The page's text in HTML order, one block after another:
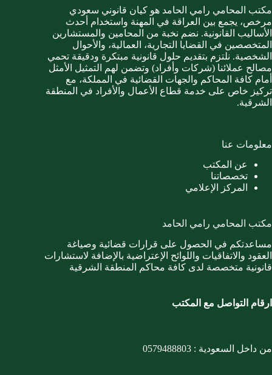
مكتب المحامي رامي الحامد هو كيان قانوني سعودي
مرخص، يجمع بين العراقة في المهنة واستخدام أحدث
الأساليب القانونية. نضم نخبة من المحامين والمستشارين
المتخصصين في القضايا التجارية، العمالية، والأحوال
الشخصية. نلتزم بتقديم حلول قانونية مبتكرة ودقيقة تحمي
مصالح عملائنا (شركات وأفراد) وتضمن لهم التمثيل الأمثل
أمام كافة المحاكم والجهات القضائية في المملكة، مع
تركيز خاص على خدمة قطاع الأعمال والأفراد في المنطقة
الشرقية.
معلومات عنا
عن المكتب
تخصصاتنا
المركز الإعلامي
مكتب المحامي رامي الحامد
مساعدتكم في الحصول على قرارات قضائية وصياغة
العقود والاتفاقيات واللوائح الإعتراضية بالإضافة لاستشارات
قانونية متخصصة لدى كافة محاكم المنطقة الشرقية
ارقام التواصل مع المكتب
من داخل السعودية : 0579488803